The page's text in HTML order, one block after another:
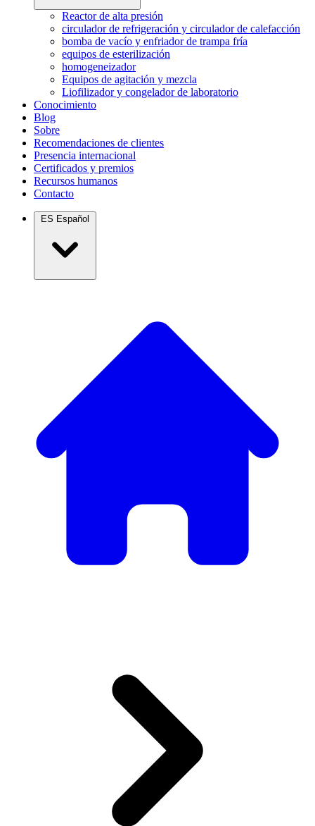
Reactor de alta presión
circulador de refrigeración y circulador de calefacción
bomba de vacío y enfriador de trampa fría
equipos de esterilización
homogeneizador
Equipos de agitación y mezcla
Liofilizador y congelador de laboratorio
Conocimiento
Blog
Sobre
Recomendaciones de clientes
Presencia internacional
Certificados y premios
Recursos humanos
Contacto
ES Español